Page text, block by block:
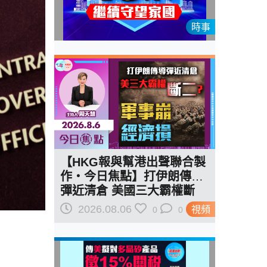
時事
視頻
【HKG報與幫港出聲聯合製
作‧今日焦點】打伊朗傳導
彈近清倉 美國三大霸權斷
二？軍事崩 經濟損
2026.08.06 0 0